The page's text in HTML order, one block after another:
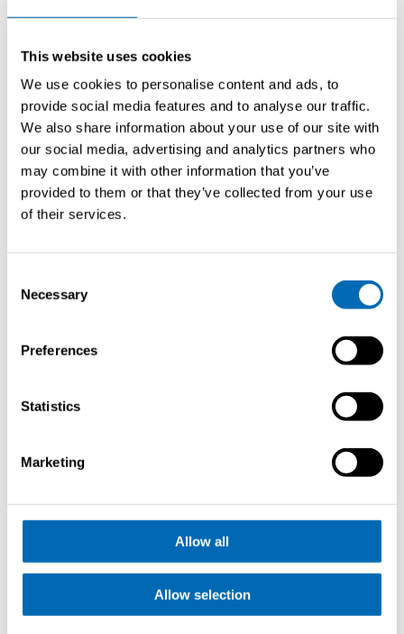
This website uses cookies
We use cookies to personalise content and ads, to
provide social media features and to analyse our traffic.
We also share information about your use of our site with
our social media, advertising and analytics partners who
may combine it with other information that you’ve
provided to them or that they’ve collected from your use
of their services.
Selection
Necessary
Preferences
Statistics
Marketing
Allow all
Allow selection
Richiedi
brochure
Saffier: la Saffier 6.50. Per dimostrarne l’affidabilità in mare, Dennis
attraversò il Mare del Nord da IJmuiden a Lowestoft con un vento sud-
occidentale di forza 7 — 110 miglia senza alcun problema. Incoraggiati
dal successo, nel 2002 introdussero la Saffier 8.00, progettata dal loro
padre. La barca fu nominata Barca dell’Anno nel 2003 e Barca Europea
dell’Anno nel 2004. La domanda crebbe rapidamente e, nel 2005, la
centesima Saffier 6.50 uscì dal cantiere. Seguirono nuovi modelli, tra
cui la Saffier 32 — con clienti in fila ancor prima che lo scafo fosse
terminato. Gli ordini arrivarono presto da tutta Europa, America e
Esplora i modelli precedenti